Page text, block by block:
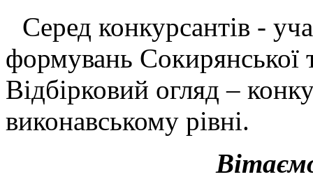
Серед конкурсантів -
формувань Сокирянської
Відбірковий огляд –
виконавському рівні.